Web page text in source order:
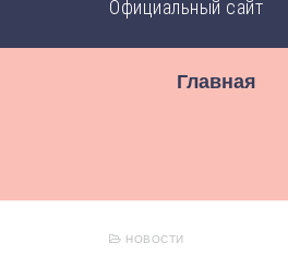
Официальный сайт
Главная
НОВОСТИ